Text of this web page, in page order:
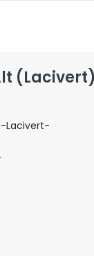
(Lacivert)
Lacivert-